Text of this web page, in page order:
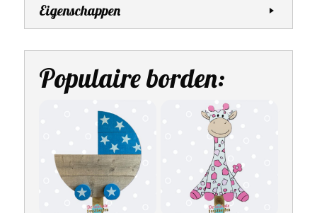
Eigenschappen
Populaire borden: